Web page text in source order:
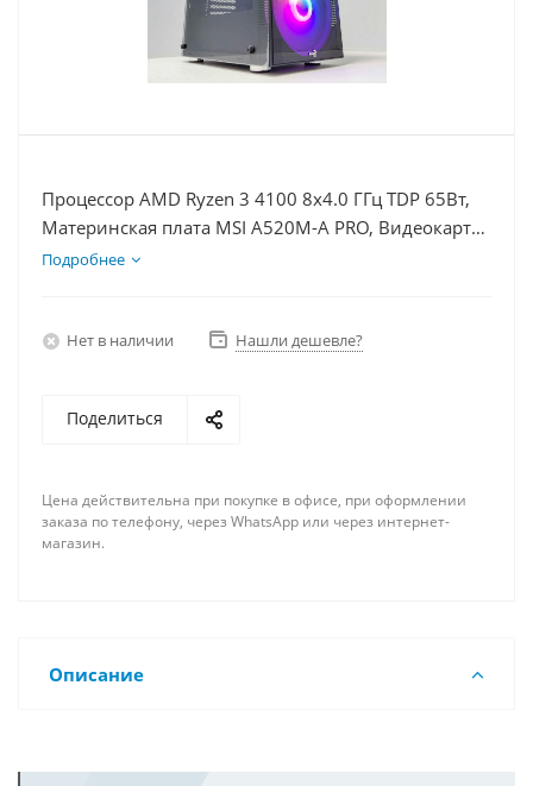
Процессор AMD Ryzen 3 4100 8x4.0 ГГц TDP 65Вт,
Материнская плата MSI A520M-A PRO, Видеокарта
RTX 4060Ti 8Гб, Память DDR4 8Gb, Диски
Подробнее
Нет в наличии Нашли дешевле?
Поделиться
Цена действительна при покупке в офисе, при оформлении
заказа по телефону, через WhatsApp или через интернет-
магазин.
Описание